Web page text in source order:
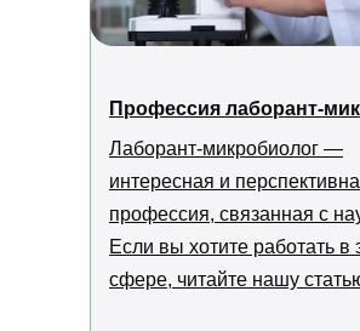
Профессия лаборант-
Лаборант-микробиолог —
интересная и
профессия, связанная с
Если вы хотите работать в
сфере, читайте нашу
Как проходит обучение
Политика в отношении обработки
Правовая информация
Пользовательское соглашение
СКАЧИВАЙТЕ НАШЕ
ПРИЛОЖЕНИЕ
Наша образовательная платформа и